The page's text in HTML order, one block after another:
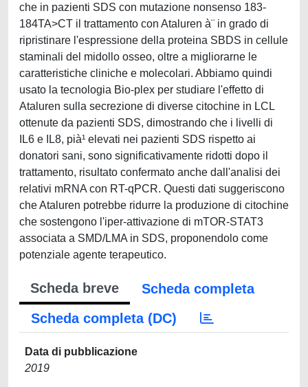
che in pazienti SDS con mutazione nonsenso 183-
184TA>CT il trattamento con Ataluren à¨ in grado di
ripristinare l'espressione della proteina SBDS in cellule
staminali del midollo osseo, oltre a migliorarne le
caratteristiche cliniche e molecolari. Abbiamo quindi
usato la tecnologia Bio-plex per studiare l'effetto di
Ataluren sulla secrezione di diverse citochine in LCL
ottenute da pazienti SDS, dimostrando che i livelli di
IL6 e IL8, pià¹ elevati nei pazienti SDS rispetto ai
donatori sani, sono significativamente ridotti dopo il
trattamento, risultato confermato anche dall'analisi dei
relativi mRNA con RT-qPCR. Questi dati suggeriscono
che Ataluren potrebbe ridurre la produzione di citochine
che sostengono l'iper-attivazione di mTOR-STAT3
associata a SMD/LMA in SDS, proponendolo come
potenziale agente terapeutico.
Scheda breve
Scheda completa
Scheda completa (DC)
Data di pubblicazione
2019